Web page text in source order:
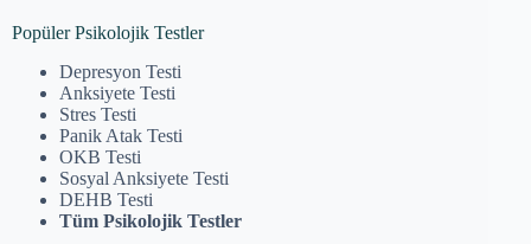
Popüler Psikolojik Testler
Depresyon Testi
Anksiyete Testi
Stres Testi
Panik Atak Testi
OKB Testi
Sosyal Anksiyete Testi
DEHB Testi
Tüm Psikolojik Testler